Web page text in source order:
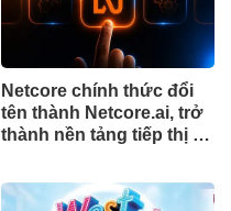
Netcore chính thức đổi
tên thành Netcore.ai, trở
thành nền tảng tiếp thị tự
chia sẻ trách nhiệm tăng
trưởng khách hàng